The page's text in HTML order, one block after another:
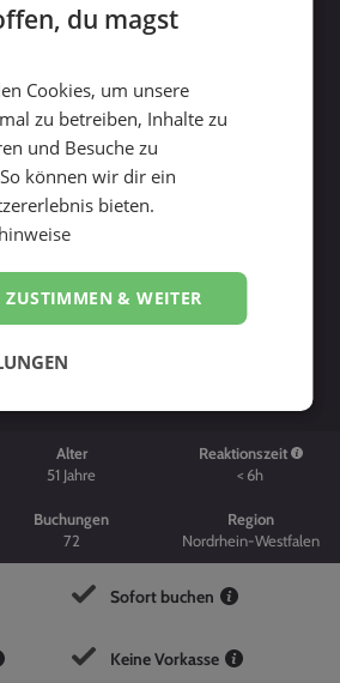
bis
Alter
51 Jahre
Reaktionszeit
< 6h
Buchungen
72
Region
Nordrhein-Westfalen
Sofort buchen
Keine Vorkasse
du magst
Cookies, um unsere
zu betreiben, Inhalte zu
und Besuche zu
können wir dir ein
bieten.
ZUSTIMMEN & WEITER